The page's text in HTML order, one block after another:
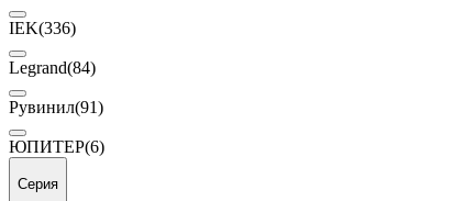
IEK(336)
Legrand(84)
Рувинил(91)
ЮПИТЕР(6)
Серия